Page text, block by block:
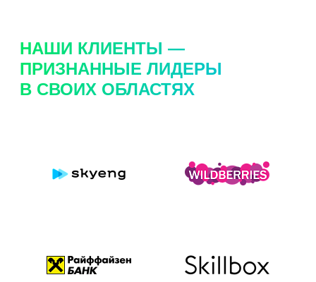
НАШИ КЛИЕНТЫ —
ПРИЗНАННЫЕ ЛИДЕРЫ
В СВОИХ ОБЛАСТЯХ